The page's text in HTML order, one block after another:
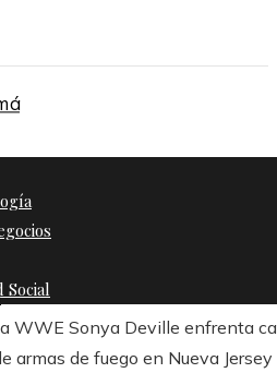
Social
WWE Sonya Deville enfrenta
armas de fuego en Nueva Jersey